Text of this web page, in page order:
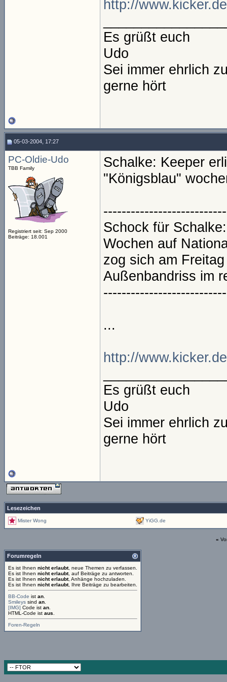
http://
Es grüßt euch
Udo
Sei immer ehrlich
gerne hört
05-03-2004, 17:27
PC-Oldie-Udo
TBB Family
Registriert seit: Sep 2000
Beiträge: 18.001
Schalke: Keeper
"Königsblau"
Schock für
Wochen auf
zog sich am
Außenbandriss im
...
http://
Es grüßt euch
Udo
Sei immer ehrlich
gerne hört
Lesezeichen
Mister Wong YiGG.de
«
Forumregeln
Es ist Ihnen nicht erlaubt, neue Themen zu verfassen.
Es ist Ihnen nicht erlaubt, auf Beiträge zu antworten.
Es ist Ihnen nicht erlaubt, Anhänge hochzuladen.
Es ist Ihnen nicht erlaubt, Ihre Beiträge zu bearbeiten.
BB-Code ist an
Smileys sind an
[IMG] Code ist an
HTML-Code ist aus
Foren-Regeln